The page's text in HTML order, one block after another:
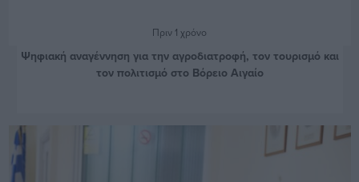
Πριν 1 χρόνο
Ψηφιακή αναγέννηση για την αγροδιατροφή, τον τουρισμό και
τον πολιτισμό στο Βόρειο Αιγαίο